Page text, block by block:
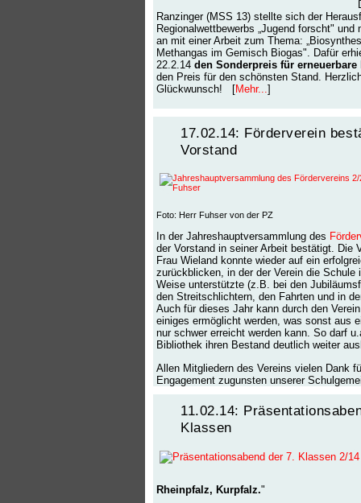
Ranzinger (MSS 13) stellte sich der
Regionalwettbewerbs „Jugend forscht" und
an mit einer Arbeit zum Thema:
Methangas im Gemisch Biogas". Dafür
22.2.14 den Sonderpreis für erneuerbare
den Preis für den schönsten Stand.
Glückwunsch! [Mehr...]
17.02.14: Förderverein
Vorstand
Foto: Herr Fuhser von der PZ
In der Jahreshauptversammlung des
der Vorstand in seiner Arbeit bestätigt. Die
Frau Wieland konnte wieder auf ein
zurückblicken, in der der Verein die Schule
Weise unterstützte (z.B. bei den
den Streitschlichtern, den Fahrten und in
Auch für dieses Jahr kann durch den
einiges ermöglicht werden, was sonst aus
nur schwer erreicht werden kann. So darf
Bibliothek ihren Bestand deutlich weiter
Allen Mitgliedern des Vereins vielen Dank
Engagement zugunsten unserer
11.02.14:
Klassen
Rheinpfalz, Kurpfalz."